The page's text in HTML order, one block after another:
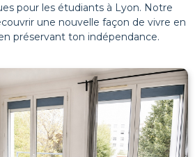
pour les étudiants à Lyon. Notre
une nouvelle façon de vivre en
préservant ton indépendance.